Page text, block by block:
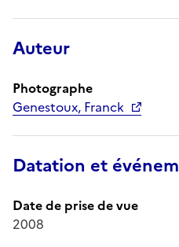
Auteur
Photographe
Genestoux, Franck
Datation et
Date de prise de vue
2008